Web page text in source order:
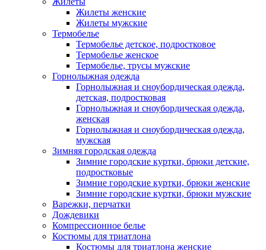
Жилеты женские
Жилеты мужские
Термобелье
Термобелье детское, подростковое
Термобелье женское
Термобелье, трусы мужские
Горнолыжная одежда
Горнолыжная и сноубордическая одежда,
детская, подростковая
Горнолыжная и сноубордическая одежда,
женская
Горнолыжная и сноубордическая одежда,
мужская
Зимняя городская одежда
Зимние городские куртки, брюки детские,
подростковые
Зимние городские куртки, брюки женские
Зимние городские куртки, брюки мужские
Варежки, перчатки
Дождевики
Компрессионное белье
Костюмы для триатлона
Костюмы для триатлона женские